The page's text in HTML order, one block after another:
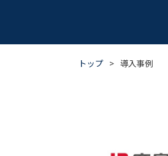
トップ > 導入事例